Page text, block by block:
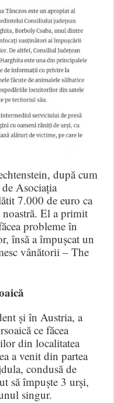
după cum
Asociația
7.000 de euro ca
El a primit
probleme în
însă a împușcat un
vânătorii – The
și în Austria, a
ce făcea
din localitatea
a venit din partea
condusă de
să împuște 3 urși,
singur.